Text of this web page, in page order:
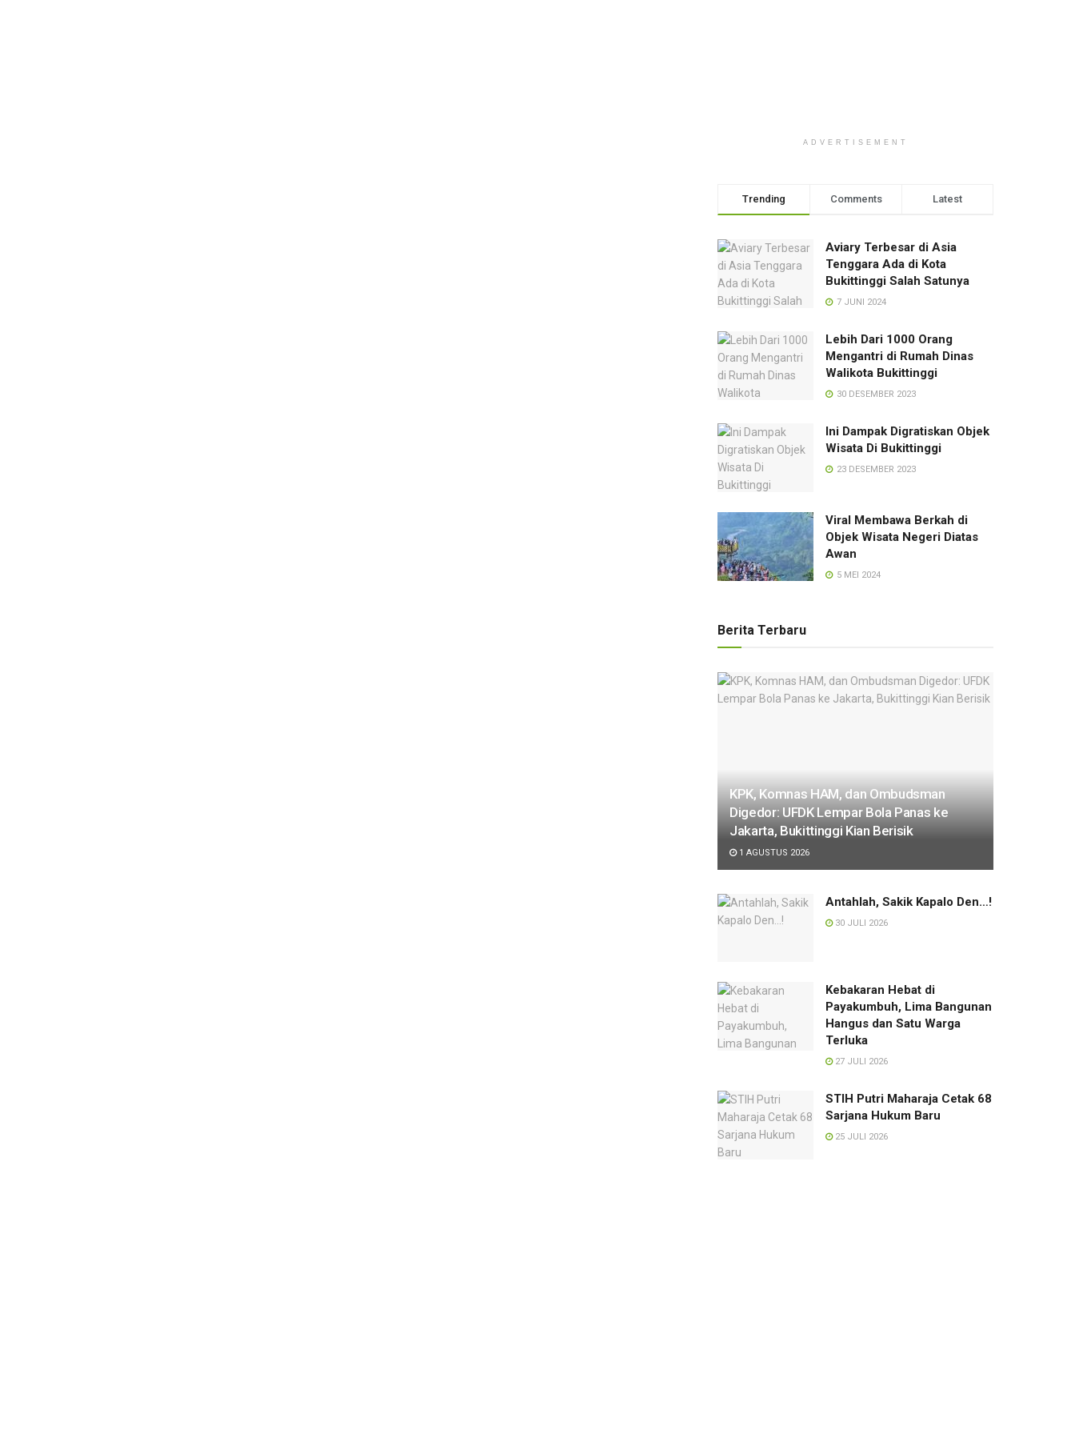
ADVERTISEMENT
Trending Comments Latest
Aviary Terbesar di Asia
Tenggara Ada di Kota
Bukittinggi Salah Satunya
7 JUNI 2024
Lebih Dari 1000 Orang
Mengantri di Rumah Dinas
Walikota Bukittinggi
30 DESEMBER 2023
Ini Dampak Digratiskan Objek
Wisata Di Bukittinggi
23 DESEMBER 2023
Viral Membawa Berkah di
Objek Wisata Negeri Diatas
Awan
5 MEI 2024
Berita Terbaru
KPK, Komnas HAM, dan Ombudsman
Digedor: UFDK Lempar Bola Panas ke
Jakarta, Bukittinggi Kian Berisik
1 AGUSTUS 2026
Antahlah, Sakik Kapalo Den…!
30 JULI 2026
Kebakaran Hebat di
Payakumbuh, Lima Bangunan
Hangus dan Satu Warga
Terluka
27 JULI 2026
STIH Putri Maharaja Cetak 68
Sarjana Hukum Baru
25 JULI 2026